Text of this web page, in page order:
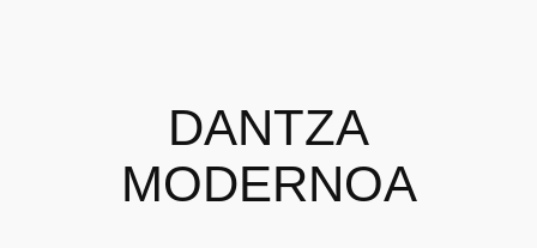
DANTZA
MODERNOA